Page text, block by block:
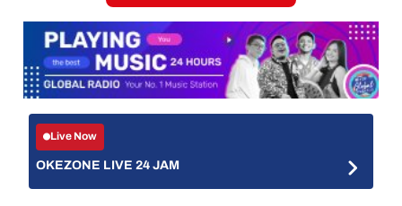
Live Now
OKEZONE LIVE 24 JAM